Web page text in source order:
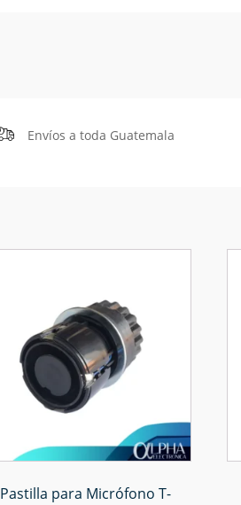
Envíos a toda Guatemala
Pastilla para Micrófono T-